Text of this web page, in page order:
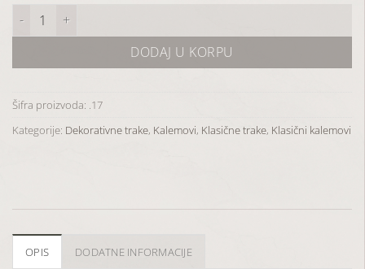
Kalem-zlatni količina
DODAJ U KORPU
Šifra proizvoda: .17
Kategorije: Dekorativne trake, Kalemovi, Klasične trake, Klasični kalemovi
OPIS DODATNE INFORMACIJE